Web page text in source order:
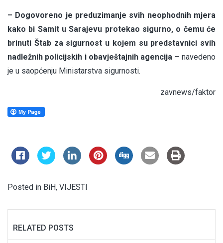
– Dogovoreno je preduzimanje svih neophodnih mjera
kako bi Samit u Sarajevu protekao sigurno, o čemu će
brinuti Štab za sigurnost u kojem su predstavnici svih
nadležnih policijskih i obavještajnih agencija – navedeno
je u saopćenju Ministarstva sigurnosti.
zavnews/faktor
Posted in BiH, VIJESTI
RELATED POSTS